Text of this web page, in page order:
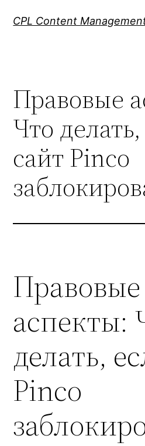
CPL Content
Правовые
Что
сайт Pinco
Правовые
аспекты:
делать,
Pinco